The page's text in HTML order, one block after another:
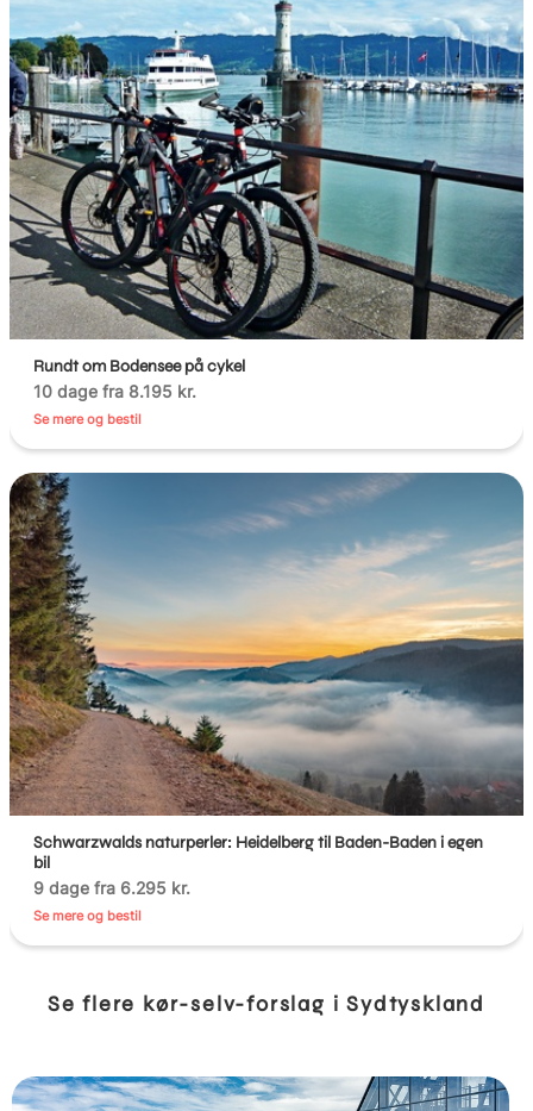
Rundt om Bodensee på cykel
10 dage fra 8.195 kr.
Se mere og bestil
Schwarzwalds naturperler: Heidelberg til Baden-Baden i egen
bil
9 dage fra 6.295 kr.
Se mere og bestil
Se flere kør-selv-forslag i Sydtyskland